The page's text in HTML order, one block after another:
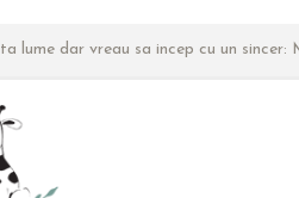
lume dar vreau sa incep cu un sincer: